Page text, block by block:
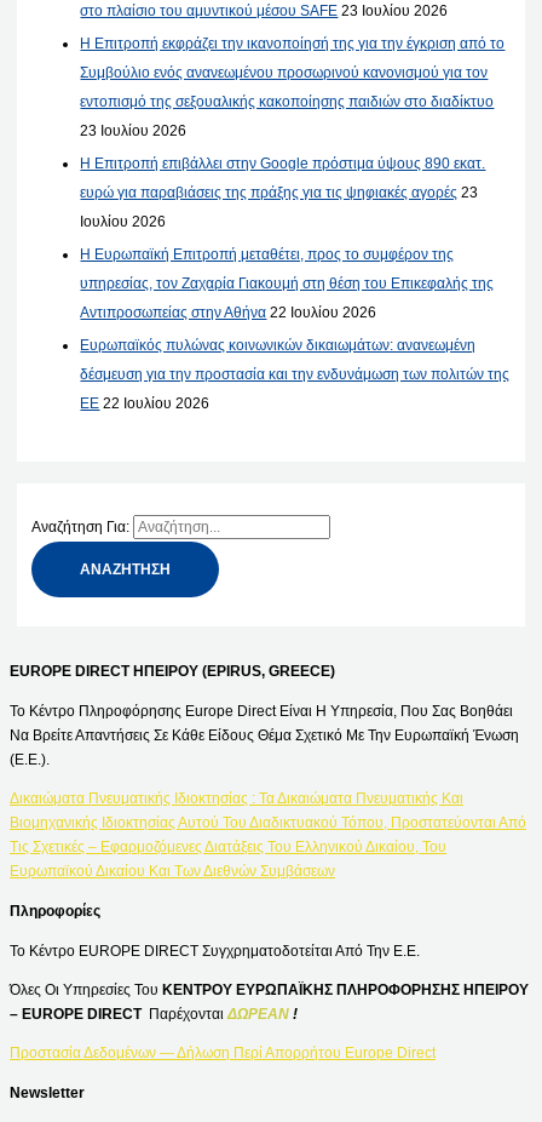
στο πλαίσιο του αμυντικού μέσου SAFE 23 Ιουλίου 2026
Η Επιτροπή εκφράζει την ικανοποίησή της για την έγκριση από το
Συμβούλιο ενός ανανεωμένου προσωρινού κανονισμού για τον
εντοπισμό της σεξουαλικής κακοποίησης παιδιών στο διαδίκτυο
23 Ιουλίου 2026
Η Επιτροπή επιβάλλει στην Google πρόστιμα ύψους 890 εκατ.
ευρώ για παραβιάσεις της πράξης για τις ψηφιακές αγορές 23
Ιουλίου 2026
Η Ευρωπαϊκή Επιτροπή μεταθέτει, προς το συμφέρον της
υπηρεσίας, τον Ζαχαρία Γιακουμή στη θέση του Επικεφαλής της
Αντιπροσωπείας στην Αθήνα 22 Ιουλίου 2026
Ευρωπαϊκός πυλώνας κοινωνικών δικαιωμάτων: ανανεωμένη
δέσμευση για την προστασία και την ενδυνάμωση των πολιτών της
ΕΕ 22 Ιουλίου 2026
Αναζήτηση Για:
EUROPE DIRECT ΗΠΕΙΡΟΥ (EPIRUS, GREECE)
Το Κέντρο Πληροφόρησης Europe Direct Είναι Η Υπηρεσία, Που Σας Βοηθάει
Να Βρείτε Απαντήσεις Σε Κάθε Είδους Θέμα Σχετικό Με Την Ευρωπαϊκή Ένωση
(Ε.Ε.).
Δικαιώματα Πνευματικής Ιδιοκτησίας : Τα Δικαιώματα Πνευματικής Και
Βιομηχανικής Ιδιοκτησίας Αυτού Του Διαδικτυακού Τόπου, Προστατεύονται Από
Τις Σχετικές – Εφαρμοζόμενες Διατάξεις Του Ελληνικού Δικαίου, Του
Ευρωπαϊκού Δικαίου Και Των Διεθνών Συμβάσεων
Πληροφορίες
Το Κέντρο EUROPE DIRECT Συγχρηματοδοτείται Από Την Ε.Ε.
Όλες Οι Υπηρεσίες Του ΚΕΝΤΡΟΥ ΕΥΡΩΠΑΪΚΗΣ ΠΛΗΡΟΦΟΡΗΣΗΣ ΗΠΕΙΡΟΥ
– EUROPE DIRECT Παρέχονται ΔΩΡΕΑΝ !
Προστασία Δεδομένων — Δήλωση Περί Απορρήτου Europe Direct
Newsletter